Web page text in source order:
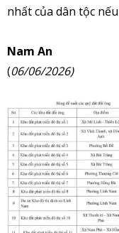
nhất của dân tộc
Nam An
(06/06/2026)